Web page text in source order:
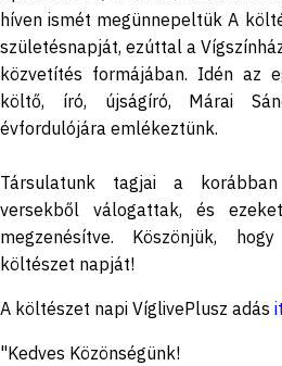
híven ismét megünnepeltük A
születésnapját, ezúttal a
közvetítés formájában. Idén az
költő, író, újságíró, Márai
évfordulójára emlékeztünk.
Társulatunk tagjai a
versekből válogattak, és
megzenésítve. Köszönjük,
költészet napját!
A költészet napi VíglivePlusz adás
"Kedves Közönségünk!